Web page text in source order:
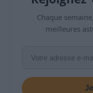
Chaque
meilleures